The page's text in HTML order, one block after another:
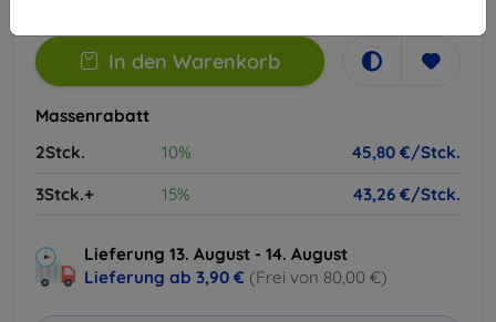
In den Warenkorb
Massenrabatt
2Stck.
10%
45,80 €/Stck.
3Stck.+
15% 43,26 €/Stck.
Lieferung 13. August - 14. August
Lieferung ab 3,90 € (Frei von 80,00 €)